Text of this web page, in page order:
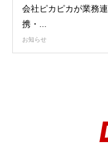
会社ピカピカが業務連
携・...
お知らせ